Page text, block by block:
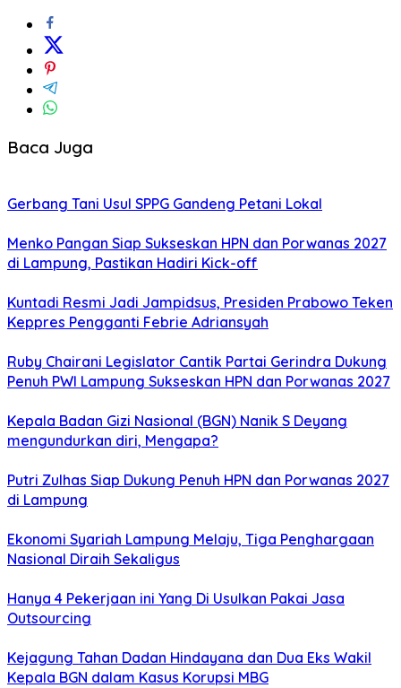
Baca Juga
Gerbang Tani Usul SPPG Gandeng Petani Lokal
Menko Pangan Siap Sukseskan HPN dan Porwanas 2027
di Lampung, Pastikan Hadiri Kick-off
Kuntadi Resmi Jadi Jampidsus, Presiden Prabowo Teken
Keppres Pengganti Febrie Adriansyah
Ruby Chairani Legislator Cantik Partai Gerindra Dukung
Penuh PWI Lampung Sukseskan HPN dan Porwanas 2027
Kepala Badan Gizi Nasional (BGN) Nanik S Deyang
mengundurkan diri, Mengapa?
Putri Zulhas Siap Dukung Penuh HPN dan Porwanas 2027
di Lampung
Ekonomi Syariah Lampung Melaju, Tiga Penghargaan
Nasional Diraih Sekaligus
Hanya 4 Pekerjaan ini Yang Di Usulkan Pakai Jasa
Outsourcing
Kejagung Tahan Dadan Hindayana dan Dua Eks Wakil
Kepala BGN dalam Kasus Korupsi MBG